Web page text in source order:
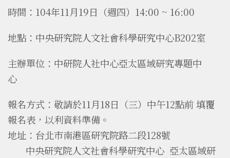
時間：104年11月19日（週四）14:00 ~ 16:00
地點：中央研究院人文社會科學研究中心B202室
主辦單位：中研院人社中心亞太區域研究專題中
心
報名方式： 敬請於11月18日（三）中午12點前 填覆
報名表，以利資料準備。
地址：台北市南港區研究院路二段128號
中央研究院人文社會科學研究中心 亞太區域研